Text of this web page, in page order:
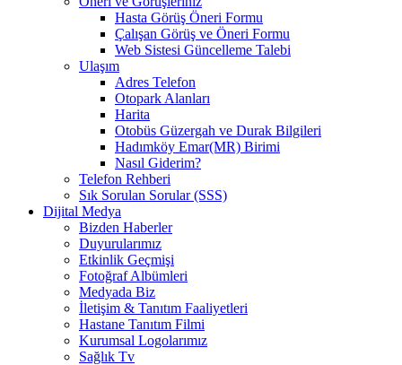
Hasta Görüş Öneri Formu
Çalışan Görüş ve Öneri Formu
Web Sistesi Güncelleme Talebi
Ulaşım
Adres Telefon
Otopark Alanları
Harita
Otobüs Güzergah ve Durak Bilgileri
Hadımköy Emar(MR) Birimi
Nasıl Giderim?
Telefon Rehberi
Sık Sorulan Sorular (SSS)
Dijital Medya
Bizden Haberler
Duyurularımız
Etkinlik Geçmişi
Fotoğraf Albümleri
Medyada Biz
İletişim & Tanıtım Faaliyetleri
Hastane Tanıtım Filmi
Kurumsal Logolarımız
Sağlık Tv